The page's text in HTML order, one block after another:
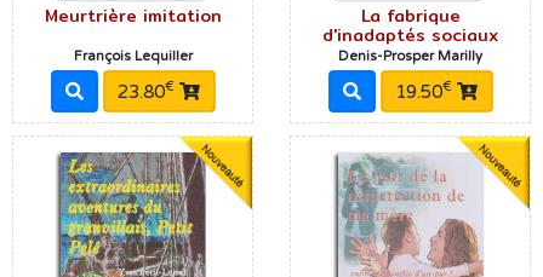
Meurtrière imitation
François Lequiller
23.80€
La fabrique
d'inadaptés sociaux
Denis-Prosper Marilly
19.50€